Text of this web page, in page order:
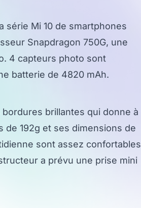
série Mi 10 de smartphones
Snapdragon 750G, une
4 capteurs photo sont
batterie de 4820 mAh.
brillantes qui donne à
de 192g et ses dimensions de
sont assez
a prévu une prise mini